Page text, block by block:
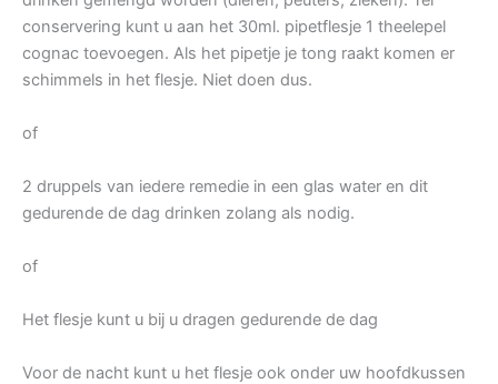
conservering kunt u aan het 30ml. pipetflesje 1 theelepel
cognac toevoegen. Als het pipetje je tong raakt komen er
schimmels in het flesje. Niet doen dus.
of
2 druppels van iedere remedie in een glas water en dit
gedurende de dag drinken zolang als nodig.
of
Het flesje kunt u bij u dragen gedurende de dag
Voor de nacht kunt u het flesje ook onder uw hoofdkussen